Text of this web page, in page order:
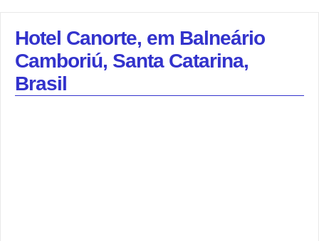
Hotel Canorte, em Balneário
Camboriú, Santa Catarina,
Brasil